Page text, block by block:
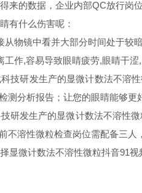
的数据，企业内部QC放行岗
什么伤害呢：
接从物镜中看并大部分时间处于较
工作,容易导致眼睛疲劳,眼睛干涩,
研发生产的显微计数法不溶性微粒
分析报告；让您的眼睛能够更
研发生产的显微计数法不溶性
溶性微粒检查岗位需配备三人，
显微计数法不溶性微粒抖音91视